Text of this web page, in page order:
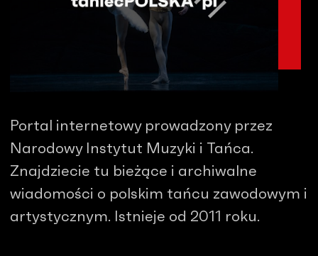
Portal internetowy prowadzony przez
Narodowy Instytut Muzyki i Tańca.
Znajdziecie tu bieżące i archiwalne
wiadomości o polskim tańcu zawodowym i
artystycznym. Istnieje od 2011 roku.